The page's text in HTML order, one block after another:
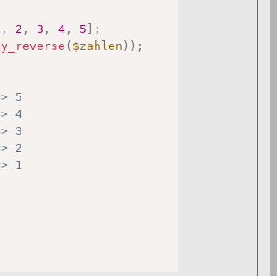
, 2 , 3 , 4 , 5 ] ;
( $zahlen ) ) ;
5
4
3
2
1